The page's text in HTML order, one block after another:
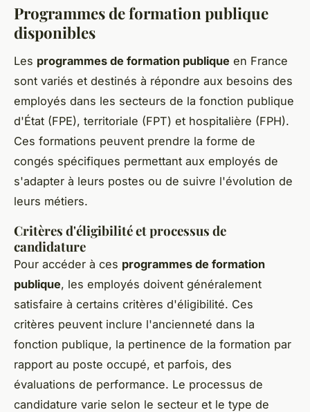
Programmes de formation publique
disponibles
Les programmes de formation publique en France
sont variés et destinés à répondre aux besoins des
employés dans les secteurs de la fonction publique
d'État (FPE), territoriale (FPT) et hospitalière (FPH).
Ces formations peuvent prendre la forme de
congés spécifiques permettant aux employés de
s'adapter à leurs postes ou de suivre l'évolution de
leurs métiers.
Critères d'éligibilité et processus de
candidature
Pour accéder à ces programmes de formation
publique, les employés doivent généralement
satisfaire à certains critères d'éligibilité. Ces
critères peuvent inclure l'ancienneté dans la
fonction publique, la pertinence de la formation par
rapport au poste occupé, et parfois, des
évaluations de performance. Le processus de
candidature varie selon le secteur et le type de